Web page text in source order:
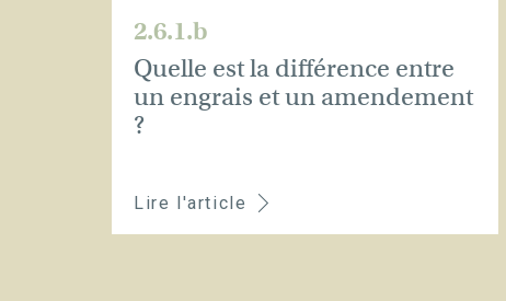
2.6.1.b
Quelle est la différence entre
un engrais et un amendement
?
Lire l'article